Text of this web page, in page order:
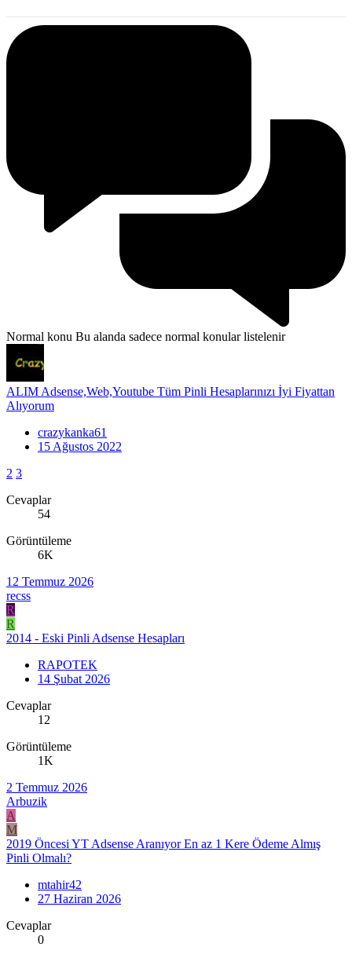
Normal konu Bu alanda sadece normal konular listelenir
ALIM Adsense,Web,Youtube Tüm Pinli Hesaplarınızı İyi Fiyattan
Alıyorum
crazykanka61
15 Ağustos 2022
2 3
Cevaplar
54
Görüntüleme
6K
12 Temmuz 2026
recss
R
R
2014 - Eski Pinli Adsense Hesapları
RAPOTEK
14 Şubat 2026
Cevaplar
12
Görüntüleme
1K
2 Temmuz 2026
Arbuzik
A
M
2019 Öncesi YT Adsense Aranıyor En az 1 Kere Ödeme Almış
Pinli Olmalı?
mtahir42
27 Haziran 2026
Cevaplar
0